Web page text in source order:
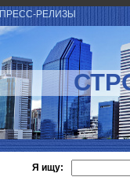
ПРЕСС-РЕЛИЗЫ
Я ищу: